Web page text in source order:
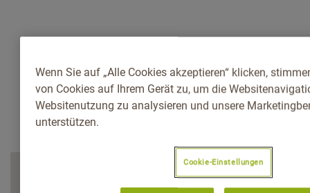
Wenn Sie auf „Alle Cookies akzeptieren“ klicken,
von Cookies auf Ihrem Gerät zu, um die
Websitenutzung zu analysieren und unsere
unterstützen.
Cookie-Einstellungen